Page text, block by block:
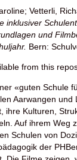
; Vetterli,
inklusiver
und
Bern:
from this
«guten Schule
Aarwangen und
ihre Kulturen,
Auf ihrem Weg
Schulen von
der